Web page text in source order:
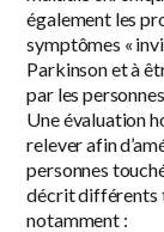
également les
symptômes «
Parkinson et à
par les
Une évaluation
relever afin
personnes
décrit différents
notamment :